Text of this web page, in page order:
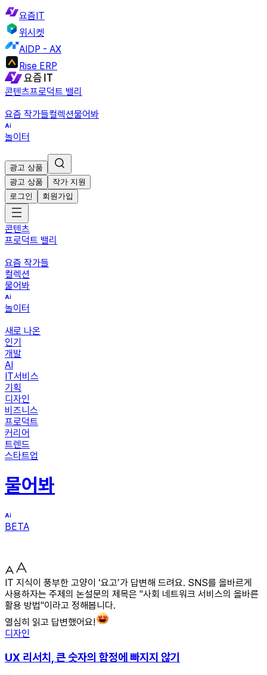
요즘IT
위시켓
AIDP - AX
Rise ERP
콘텐츠프로덕트 밸리
요즘 작가들컬렉션물어봐
놀이터
광고 상품
광고 상품
작가 지원
로그인
회원가입
콘텐츠
프로덕트 밸리
요즘 작가들
컬렉션
물어봐
놀이터
새로 나온
인기
개발
AI
IT서비스
기획
디자인
비즈니스
프로덕트
커리어
트렌드
스타트업
물어봐
BETA
IT 지식이 풍부한 고양이 ‘요고’가 답변해 드려요. SNS를 올바르게
사용하자는 주제의 논설문의 제목은 "사회 네트워크 서비스의 올바른
활용 방법"이라고 정해봅니다.
열심히 읽고 답변했어요!
디자인
UX 리서치, 큰 숫자의 함정에 빠지지 않기